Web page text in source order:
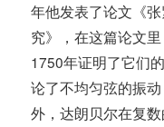
年他发表了论文《
究》，在这篇论文
1750年证明了它们
论了不均匀弦的振
外，达朗贝尔在复